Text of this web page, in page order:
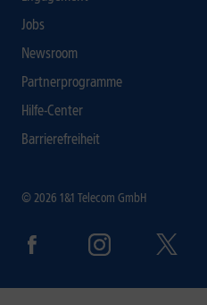
Jobs
Newsroom
Partnerprogramme
Hilfe-Center
Barrierefreiheit
© 2026 1&1 Telecom GmbH